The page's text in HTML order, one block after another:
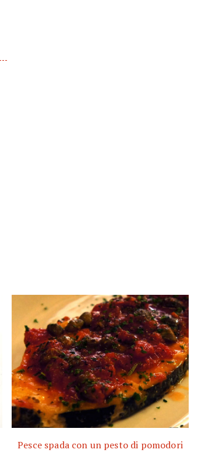
Pesce spada con un pesto di pomodori